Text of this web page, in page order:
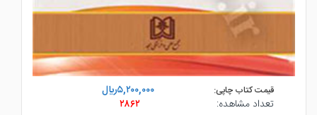
قیمت کتاب چاپی:
۵,۲۰۰,۰۰۰ريال
تعداد مشاهده:
۲۸۶۲